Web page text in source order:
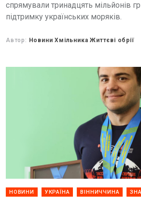
спрямували тринадцять мільйонів
підтримку українських моряків.
Автор: Новини Хмільника Життєві обрії
НОВИНИ УКРАЇНА ВІННИЧЧИНА